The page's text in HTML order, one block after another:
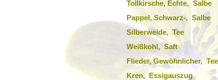
Tollkirsche, Echte, Salbe
Pappel, Schwarz-, Salbe
Silberweide, Tee
Weißkohl, Saft
Flieder, Gewöhnlicher, Tee
Kren, Essigauszug